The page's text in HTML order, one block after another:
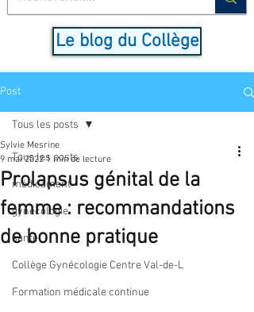
Le blog du Collège
Post
Tous les posts
médicament
gynécologie
santé
Collège Gynécologie Centre Val-de-L
Formation médicale continue
Tous les posts
Prolapsus génital de la
femme : recommandations
de bonne pratique
Sylvie Mesrine
9 mai 2022 1 min de lecture